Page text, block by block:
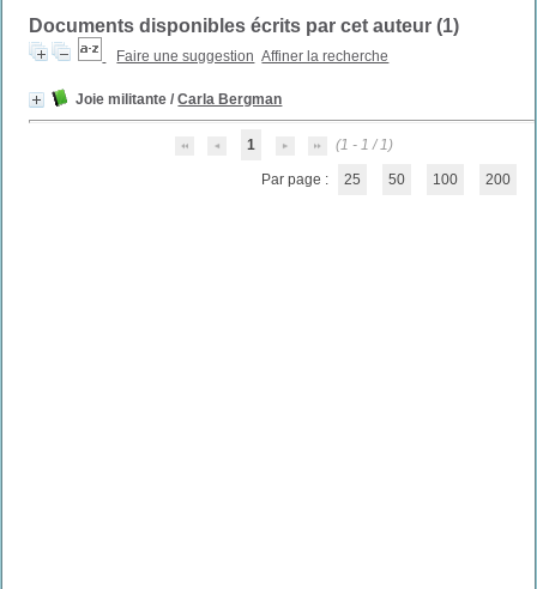
Documents disponibles écrits par cet auteur (1)
Faire une suggestion Affiner la recherche
Joie militante /Carla Bergman
1 (1 - 1 / 1)
Par page : 25 50 100 200